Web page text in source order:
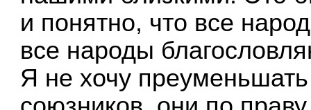
и понятно, что все
все народы
Я не хочу